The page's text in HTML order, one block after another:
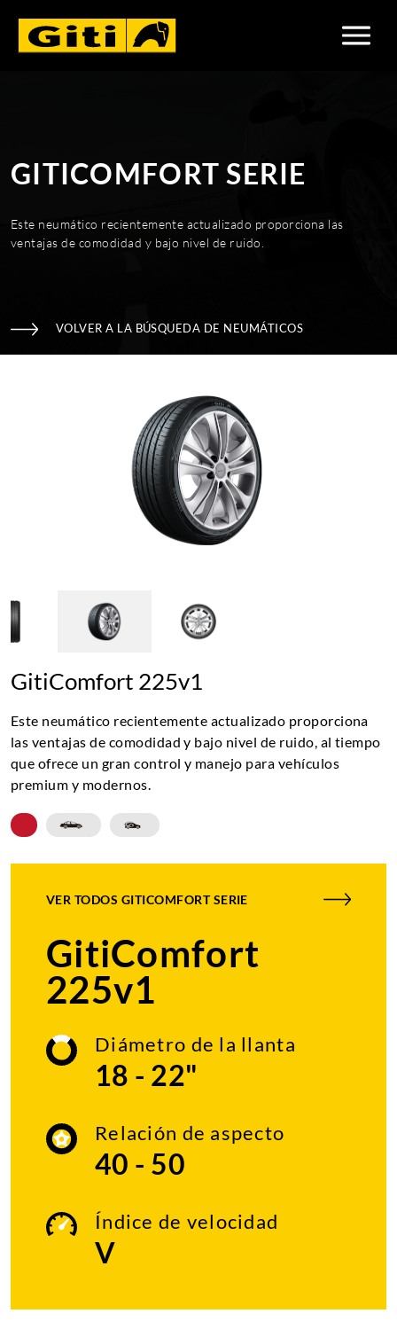
GITICOMFORT SERIE
Este neumático recientemente actualizado proporciona las
ventajas de comodidad y bajo nivel de ruido.
VOLVER A LA BÚSQUEDA DE NEUMÁTICOS
GitiComfort 225v1
Este neumático recientemente actualizado proporciona
las ventajas de comodidad y bajo nivel de ruido, al tiempo
que ofrece un gran control y manejo para vehículos
premium y modernos.
VER TODOS GITICOMFORT SERIE
GitiComfort
225v1
Diámetro de la llanta
18 - 22"
Relación de aspecto
40 - 50
Índice de velocidad
V